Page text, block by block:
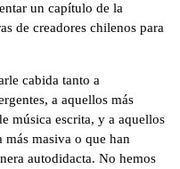
un capítulo de la
de creadores chilenos para
cabida tanto a
a aquellos más
música escrita, y a aquellos
más masiva o que han
autodidacta. No hemos